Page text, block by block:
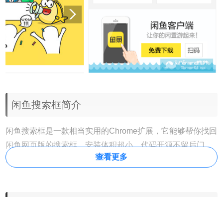
闲鱼搜索框简介
闲鱼搜索框是一款相当实用的Chrome扩展，它能够帮你找回
闲鱼网页版的搜索框。安装体积超小，代码开源不留后门，
安心使用！安装后点击图标即可看到闲鱼搜索框重新出现。
查看更多